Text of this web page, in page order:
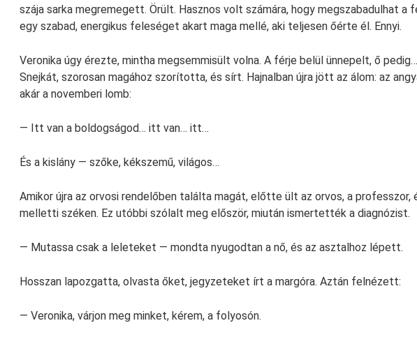
szája sarka megremegett. Örült. Hasznos volt számára, hogy megszabadulhat a
egy szabad, energikus feleséget akart maga mellé, aki teljesen őérte él. Ennyi.
Veronika úgy érezte, mintha megsemmisült volna. A férje belül ünnepelt, ő
Snejkát, szorosan magához szorította, és sírt. Hajnalban újra jött az álom: az
akár a novemberi lomb:
— Itt van a boldogságod… itt van… itt…
És a kislány — szőke, kékszemű, világos…
Amikor újra az orvosi rendelőben találta magát, előtte ült az orvos, a professzor,
melletti széken. Ez utóbbi szólalt meg először, miután ismertették a diagnózist.
— Mutassa csak a leleteket — mondta nyugodtan a nő, és az asztalhoz lépett.
Hosszan lapozgatta, olvasta őket, jegyzeteket írt a margóra. Aztán felnézett:
— Veronika, várjon meg minket, kérem, a folyosón.